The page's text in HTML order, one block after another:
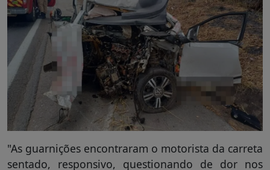
"As guarnições encontraram o motorista da carreta
sentado, responsivo, questionando de dor nos